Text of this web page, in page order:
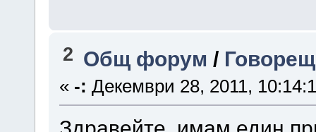
2 Общ форум /
« -: Декември 28, 2011,